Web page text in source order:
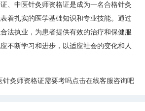
、中医针灸师资格证是成为一名合格针灸
着扎实的医学基础知识和专业技能。通过
法执业，为患者提供有效的治疗和保健服
不断学习和进步，以适应社会的变化和人
针灸师资格证需要考吗点击在线客服咨询吧